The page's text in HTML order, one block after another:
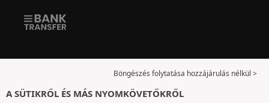
Böngészés folytatása hozzájárulás nélkül >
A SÜTIKRŐL ÉS MÁS NYOMKÖVETŐKRŐL